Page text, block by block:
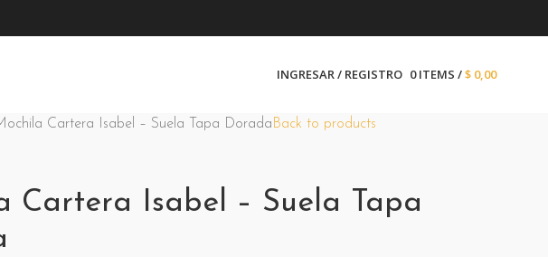
INGRESAR / REGISTRO 0ITEMS /$0,00
Cartera Isabel – Suela Tapa Dorada Back to products
Cartera Isabel – Suela Tapa